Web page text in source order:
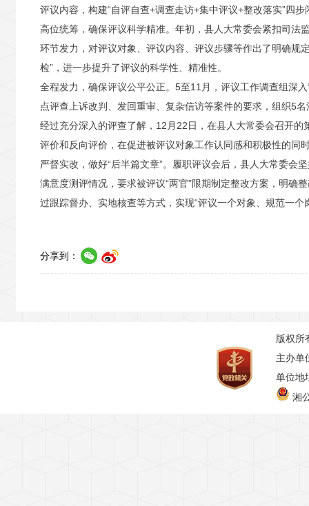
评议内容，构建“自评自查+调查走访+集中评议+整改落实”四
高位统筹，确保评议科学精准。 年初，县人大常委会紧扣司法
环节发力，对评议对象、评议内容
评议步骤等作出了明确规
检”，进一步提升了评议的科学性、精准性。
全程发力，确保评议公平公正。 5至11月，评议工作调查组深入
点评查上诉改判、发回重审、复杂信访等案件的要求，组织5
经过充分深入的评查了解，12月22日，在县人大常委会召开
评价和反向评价，在促进被评议对象工作认同感和积极性的同
严督实改，做好“后半篇文章”。
履职评议会后，县人大常委会
满意度测评情况，要求被评议“两官”限期制定整改方案，明确
过跟踪督办、实地核查等方式，实现“评议一个对象、规范一
分享到：
版权所
主办单
单位地
湘